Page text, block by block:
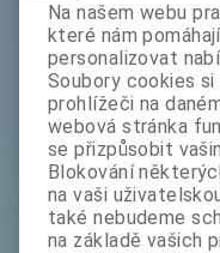
Škrabka
MISTY
Katalogové číslo:
1401024
Škrabka s
Na našem webu
které nám
personalizovat
Soubory cookies
prohlížeči na
webová stránka
se přizpůsobit
Blokování
na vaši
také nebudeme
na základě vašich